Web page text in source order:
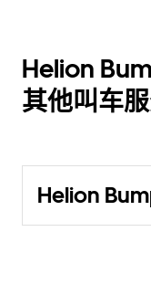
Helion
其他叫车
Helion